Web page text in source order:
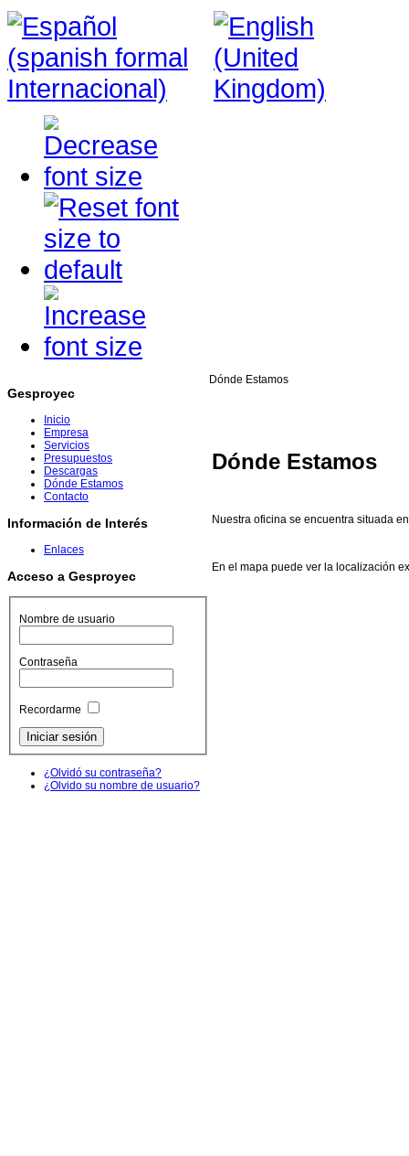
Gesproyec
Inicio
Empresa
Servicios
Presupuestos
Descargas
Dónde Estamos
Contacto
Información de Interés
Enlaces
Acceso a Gesproyec
Nombre de usuario
Contraseña
Recordarme
¿Olvidó su contraseña?
¿Olvido su nombre de usuario?
Dónde Estamos
Dónde Estamos
Nuestra oficina se encuentra situada
En el mapa puede ver la localización